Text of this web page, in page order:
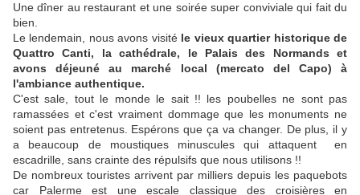
Une dîner au restaurant et une soirée super conviviale qui fait du
bien.
Le lendemain, nous avons visité le vieux quartier historique de
Quattro Canti, la cathédrale, le Palais des Normands et
avons déjeuné au marché local (mercato del Capo) à
l'ambiance authentique.
C'est sale, tout le monde le sait !! les poubelles ne sont pas
ramassées et c'est vraiment dommage que les monuments ne
soient pas entretenus. Espérons que ça va changer. De plus, il y
a beaucoup de moustiques minuscules qui attaquent en
escadrille, sans crainte des répulsifs que nous utilisons !!
De nombreux touristes arrivent par milliers depuis les paquebots
car Palerme est une escale classique des croisières en